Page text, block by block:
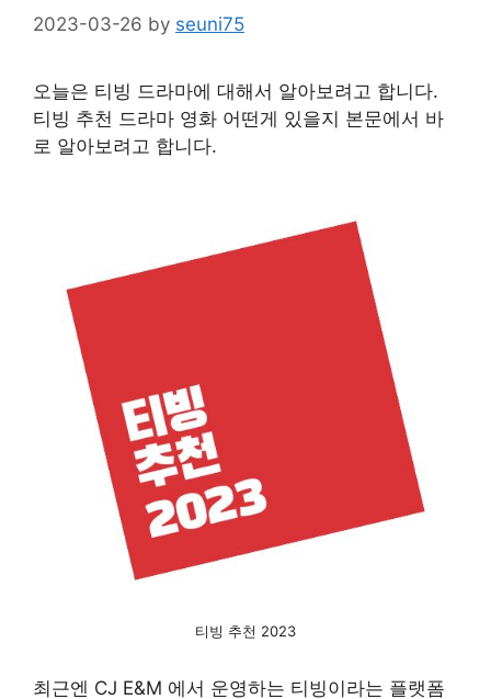
2023-03-26 by seuni75
오늘은 티빙 드라마에 대해서 알아보려고 합니다.
티빙 추천 드라마 영화 어떤게 있을지 본문에서 바
로 알아보려고 합니다.
티빙 추천 2023
최근엔 CJ E&M 에서 운영하는 티빙이라는 플랫폼